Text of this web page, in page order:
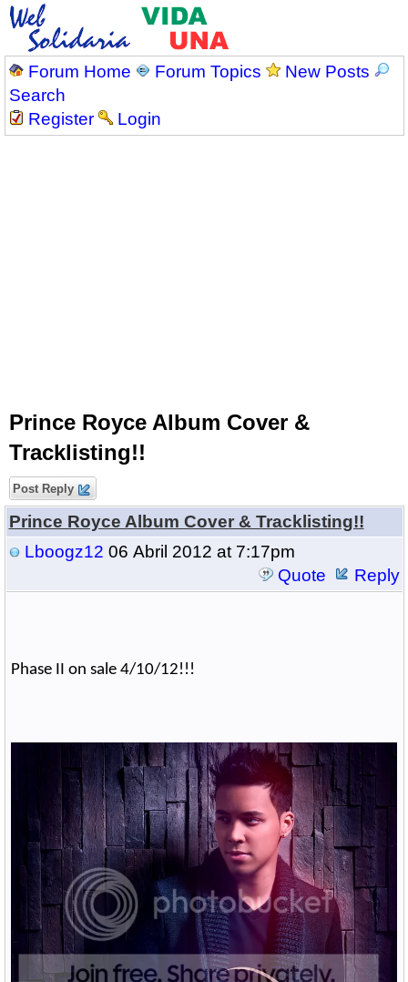
Forum Home Forum Topics
New Posts
Search
Register
Login
Prince Royce Album Cover &
Tracklisting!!
Post Reply
Prince Royce Album Cover & Tracklisting!!
Lboogz12 06 Abril 2012 at 7:17pm
Quote
Reply
Phase II on sale 4/10/12!!!